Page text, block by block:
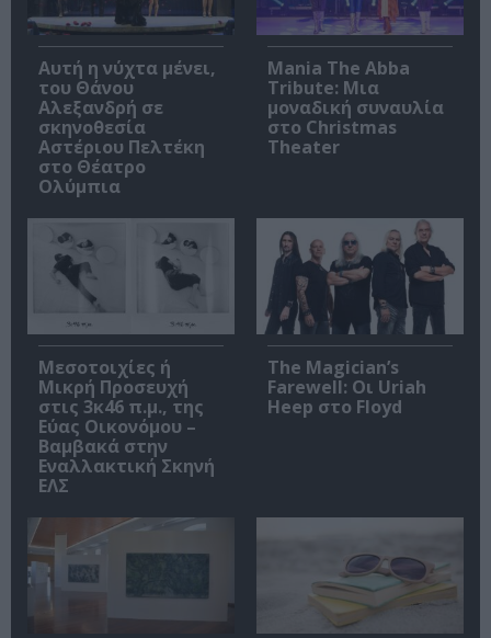
Αυτή η νύχτα μένει,
του Θάνου
Αλεξανδρή σε
σκηνοθεσία
Αστέριου Πελτέκη
στο Θέατρο
Ολύμπια
Mania The Abba
Tribute: Μια
μοναδική συναυλία
στο Christmas
Theater
Μεσοτοιχίες ή
Μικρή Προσευχή
στις 3κ46 π.μ., της
Εύας Οικονόμου –
Βαμβακά στην
Εναλλακτική Σκηνή
ΕΛΣ
The Magician’s
Farewell: Οι Uriah
Heep στο Floyd